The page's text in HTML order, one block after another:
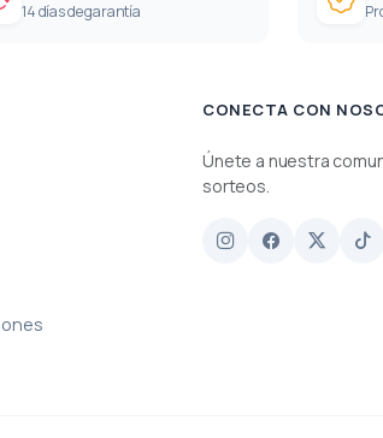
14 días de garantía
CONECTA CON
Únete a nuestra
sorteos.